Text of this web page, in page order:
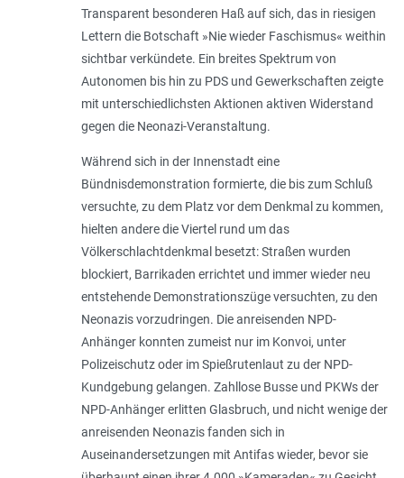
Transparent besonderen Haß auf sich, das in riesigen
Lettern die Botschaft »Nie wieder Faschismus« weithin
sichtbar verkündete. Ein breites Spektrum von
Autonomen bis hin zu PDS und Gewerkschaften zeigte
mit unterschiedlichsten Aktionen aktiven Widerstand
gegen die Neonazi-Veranstaltung.
Während sich in der Innenstadt eine
Bündnisdemonstration formierte, die bis zum Schluß
versuchte, zu dem Platz vor dem Denkmal zu kommen,
hielten andere die Viertel rund um das
Völkerschlachtdenkmal besetzt: Straßen wurden
blockiert, Barrikaden errichtet und immer wieder neu
entstehende Demonstrationszüge versuchten, zu den
Neonazis vorzudringen. Die anreisenden NPD-
Anhänger konnten zumeist nur im Konvoi, unter
Polizeischutz oder im Spießrutenlaut zu der NPD-
Kundgebung gelangen. Zahllose Busse und PKWs der
NPD-Anhänger erlitten Glasbruch, und nicht wenige der
anreisenden Neonazis fanden sich in
Auseinandersetzungen mit Antifas wieder, bevor sie